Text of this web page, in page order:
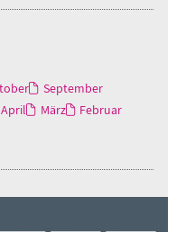
September
April März
Februar